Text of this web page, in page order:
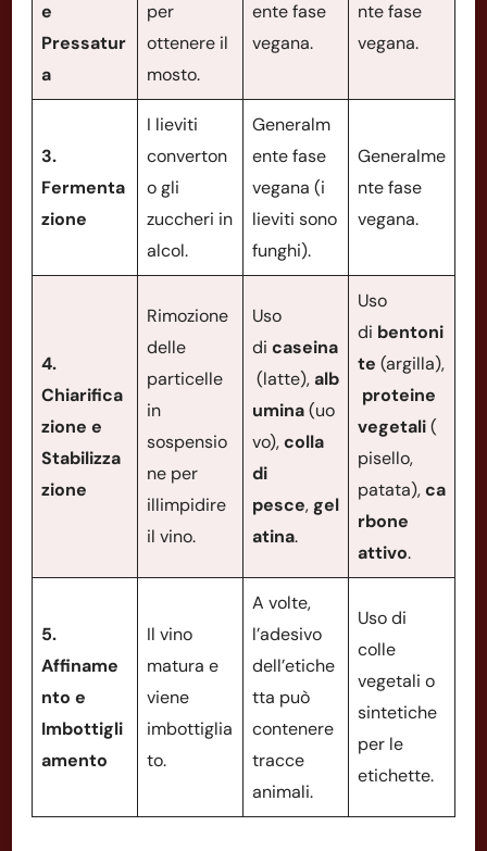
e
Pressatur
a
per
ottenere il
mosto.
ente fase
vegana.
nte fase
vegana.
3.
Fermenta
zione
I lieviti
converton
o gli
zuccheri in
alcol.
Generalm
ente fase
vegana (i
lieviti sono
funghi).
Generalme
nte fase
vegana.
4.
Chiarifica
zione e
Stabilizza
zione
Rimozione
delle
particelle
in
sospensio
ne per
illimpidire
il vino.
Uso
di caseina
(latte),alb
umina(uo
vo),colla
di
pesce,gel
atina.
Uso
di bentoni
te (argilla),
proteine
vegetali(
pisello,
patata),ca
rbone
attivo.
5.
Affiname
nto e
Imbottigli
amento
Il vino
matura e
viene
imbottiglia
to.
A volte,
l’adesivo
dell’etiche
tta può
contenere
tracce
animali.
Uso di
colle
vegetali o
sintetiche
per le
etichette.